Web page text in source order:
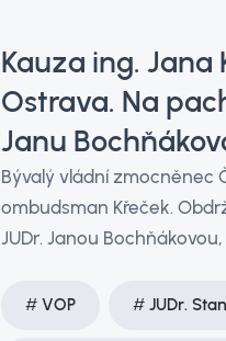
Kauza ing. Jana
Ostrava. Na
Janu
Bývalý vládní zmocněnec
ombudsman Křeček.
JUDr. Janou
VOP JUDr.